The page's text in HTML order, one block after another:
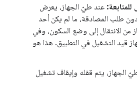
للمتابعة: عند طيّ الجهاز، يعرض
طلب المصادقة، ما لم يكن أحد
من الانتقال إلى وضع السكون، وفي
قيد التشغيل في التطبيق. هذا هو
الجهاز، يتم قفله وإيقاف تشغيل